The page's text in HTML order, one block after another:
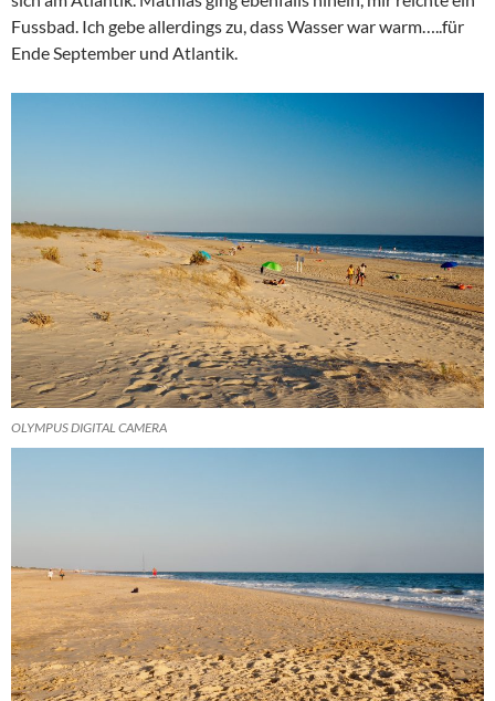
Fussbad. Ich gebe allerdings zu, dass Wasser war warm…..für
Ende September und Atlantik.
OLYMPUS DIGITAL CAMERA